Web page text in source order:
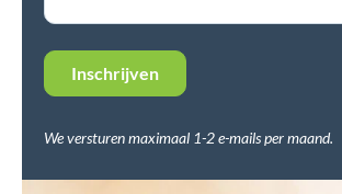
We versturen maximaal 1-2 e-mails per maand.